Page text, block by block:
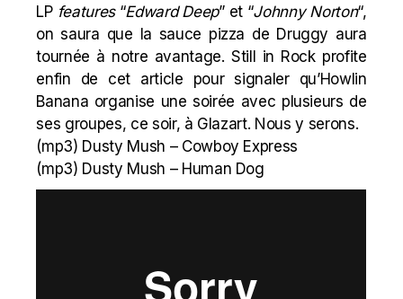
LP features “Edward Deep” et “Johnny Norton“,
on saura que la sauce pizza de Druggy aura
tournée à notre avantage. Still in Rock profite
enfin de cet article pour signaler qu’Howlin
Banana organise une soirée avec plusieurs de
ses groupes, ce soir, à Glazart. Nous y serons.
(mp3) Dusty Mush – Cowboy Express
(mp3) Dusty Mush – Human Dog